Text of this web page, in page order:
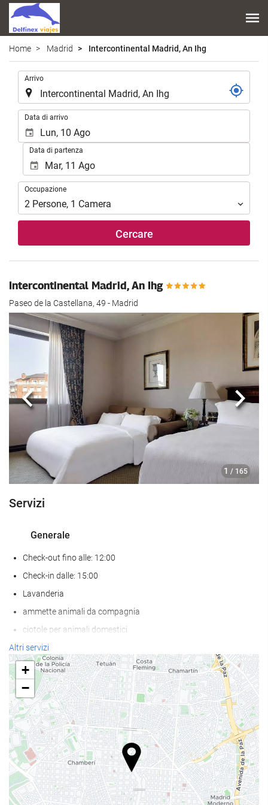
Home Madrid Intercontinental Madrid, An Ihg
Arrivo
Data di arrivo
Data di partenza
Occupazione
Occupazione
2 Persone, 1 Camera
Cercare
Intercontinental Madrid, An Ihg
Paseo de la Castellana, 49 - Madrid
1 / 165
Anteriore
Servizi
Generale
Check-out fino alle: 12:00
Check-in dalle: 15:00
Lavanderia
ammette animali da compagnia
ciotole per animali domestici
Aria condizionata
Riscaldamento
Ascensore
Accesso persone con mobilità ridotta
Abitazioni per non fumatori
struttura interamente non fumatori
Zona fumatori
disponibilità di camere insonorizzate
Altri servizi
+
−